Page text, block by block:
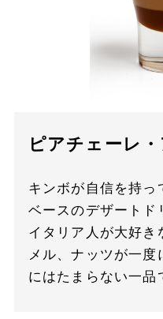
ピアチェーレ
キンボが自信を持っ
ベースのデザートド
イタリア人が大好き
メル、ナッツが一
にはたまらない一品